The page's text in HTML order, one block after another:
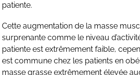
patiente.
Cette augmentation de la masse
surprenante comme le niveau
patiente est extrêmement faible,
est commune chez les patients en
masse grasse extrêmement élevée